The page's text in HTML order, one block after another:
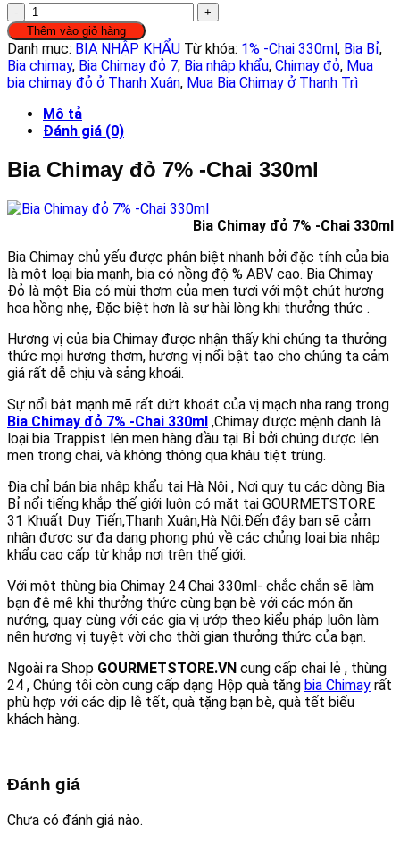
Bia
Chimay
đỏ
7%
-
Chai
330ml
số
Thêm vào giỏ hàng
Danh mục: BIA NHẬP KHẨU Từ khóa: 1% -Chai 330ml, Bia Bỉ,
Bia chimay, Bia Chimay đỏ 7, Bia nhập khẩu, Chimay đỏ, Mua
bia chimay đỏ ở Thanh Xuân, Mua Bia Chimay ở Thanh Trì
Mô tả
Đánh giá (0)
Bia Chimay đỏ 7% -Chai 330ml
Bia Chimay đỏ 7% -Chai 330ml
Bia Chimay chủ yếu được phân biệt nhanh bởi đặc tính của bia
là một loại bia mạnh, bia có nồng độ % ABV cao. Bia Chimay
Đỏ là một Bia có mùi thơm của men tươi với một chút hương
hoa hồng nhẹ, Đặc biệt hơn là sự hài lòng khi thưởng thức .
Hương vị của bia Chimay được nhận thấy khi chúng ta thưởng
thức mọi hương thơm, hương vị nổi bật tạo cho chúng ta cảm
giá rất dễ chịu và sảng khoái.
Sự nổi bật mạnh mẽ rất dứt khoát của vị mạch nha rang trong
Bia Chimay đỏ 7% -Chai 330ml ,Chimay được mệnh danh là
loại bia Trappist lên men hàng đầu tại Bỉ bởi chúng được lên
men trong chai, và không thông qua khâu tiệt trùng.
Địa chỉ bán bia nhập khẩu tại Hà Nội , Nơi quy tụ các dòng Bia
Bỉ nổi tiếng khắp thế giới luôn có mặt tại GOURMETSTORE
31 Khuất Duy Tiến,Thanh Xuân,Hà Nội.Đến đây bạn sẽ cảm
nhận được sự đa dạng phong phú về các chủng loại bia nhập
khẩu cao cấp từ khắp nơi trên thế giới.
Với một thùng bia Chimay 24 Chai 330ml- chắc chắn sẽ làm
bạn đê mê khi thưởng thức cùng bạn bè với các món ăn
nướng, quay cùng với các gia vị ướp theo kiểu pháp luôn làm
nên hương vị tuyệt vời cho thời gian thưởng thức của bạn.
Ngoài ra Shop GOURMETSTORE.VN cung cấp chai lẻ , thùng
24 , Chúng tôi còn cung cấp dạng Hộp quà tăng bia Chimay rất
phù hợp với các dịp lễ tết, quà tặng bạn bè, quà tết biếu
khách hàng.
Đánh giá
Chưa có đánh giá nào.